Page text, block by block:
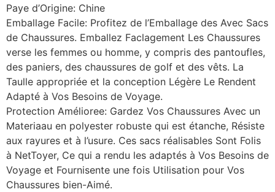
Paye d’Origine: Chine
Emballage Facile: Profitez de l’Emballage des Avec Sacs
de Chaussures. Emballez Faclagement Les Chaussures
verse les femmes ou homme, y compris des pantoufles,
des paniers, des chaussures de golf et des vêts. La
Taulle appropriée et la conception Légère Le Rendent
Adapté à Vos Besoins de Voyage.
Protection Amélioree: Gardez Vos Chaussures Avec un
Materiaau en polyester robuste qui est étanche, Résiste
aux rayures et à l’usure. Ces sacs réalisables Sont Folis
à NetToyer, Ce qui a rendu les adaptés à Vos Besoins de
Voyage et Fournisente une fois Utilisation pour Vos
Chaussures bien-Aimé.